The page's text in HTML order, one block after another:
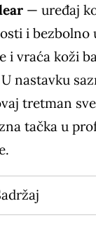
— uređaj
i bezbolno
i vraća koži
nastavku
tretman
tačka u